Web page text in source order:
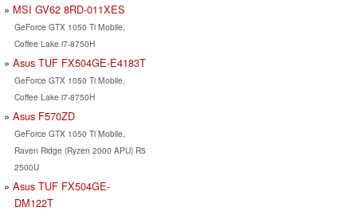
MSI GV62 8RD-011XES
GeForce GTX 1050 Ti Mobile,
Coffee Lake i7-8750H
Asus TUF FX504GE-E4183T
GeForce GTX 1050 Ti Mobile,
Coffee Lake i7-8750H
Asus F570ZD
GeForce GTX 1050 Ti Mobile,
Raven Ridge (Ryzen 2000 APU) R5
2500U
Asus TUF FX504GE-
DM122T